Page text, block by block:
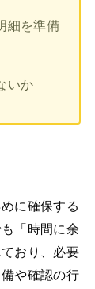
細を準備
いか
に確保する
「時間に余
おり、必要
や確認の行